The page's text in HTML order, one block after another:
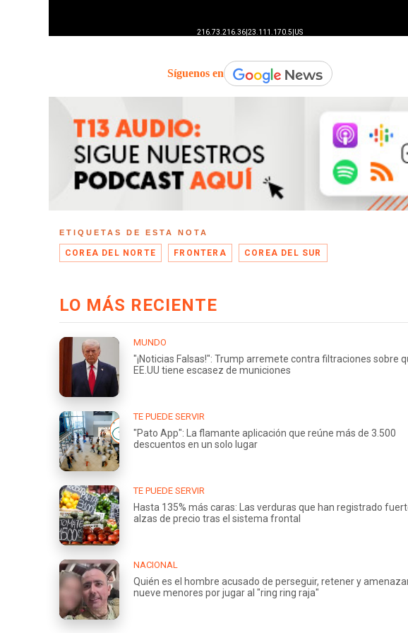
Síguenos en
ETIQUETAS DE ESTA NOTA
COREA DEL NORTE FRONTERA COREA DEL SUR
LO MÁS RECIENTE
MUNDO
"¡Noticias Falsas!": Trump arremete contra filtraciones sobre
EE.UU tiene escasez de municiones
TE PUEDE SERVIR
"Pato App": La flamante aplicación que reúne más de 3.500
descuentos en un solo lugar
TE PUEDE SERVIR
Hasta 135% más caras: Las verduras que han registrado
alzas de precio tras el sistema frontal
NACIONAL
Quién es el hombre acusado de perseguir, retener y
nueve menores por jugar al "ring ring raja"